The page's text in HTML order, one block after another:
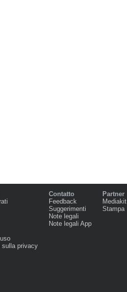
sulla privacy
Contatto
Feedback
Suggerimenti
Note legali
Note legali App
Partner
Mediakit
Stampa